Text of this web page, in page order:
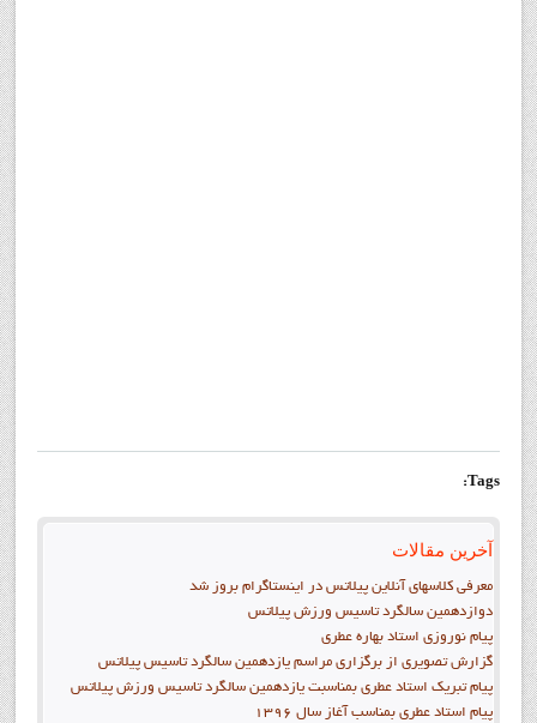
Tags:
آخرین مقالات
معرفی کلاسهای آنلاین پیلاتس در اینستاگرام بروز شد
دوازدهمين سالگرد تاسيس ورزش پيلاتس
پيام نوروزي استاد بهاره عطري
گزارش تصويري از برگزاري مراسم يازدهمين سالگرد تاسيس پيلاتس
پيام تبريک استاد عطري بمناسبت يازدهمين سالگرد تاسيس ورزش پيلاتس
پيام استاد عطري بمناسب آغاز سال 1396